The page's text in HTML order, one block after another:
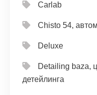
Carlab
Chisto 54,
Deluxe
Detailing baza,
детейлинга